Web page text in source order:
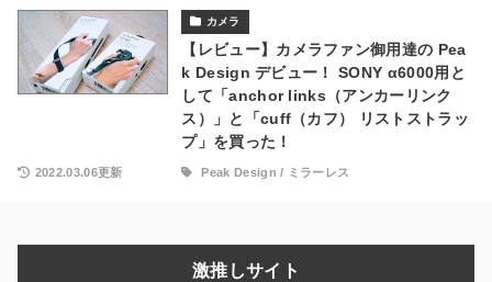
カメラ
【レビュー】カメラファン御用達の Pea
k Design デビュー！ SONY α6000用と
して「anchor links（アンカーリンク
ス）」と「cuff（カフ） リストストラッ
プ」を買った！
2022.03.06更新 Peak Design / ミラーレス
激推しサイト